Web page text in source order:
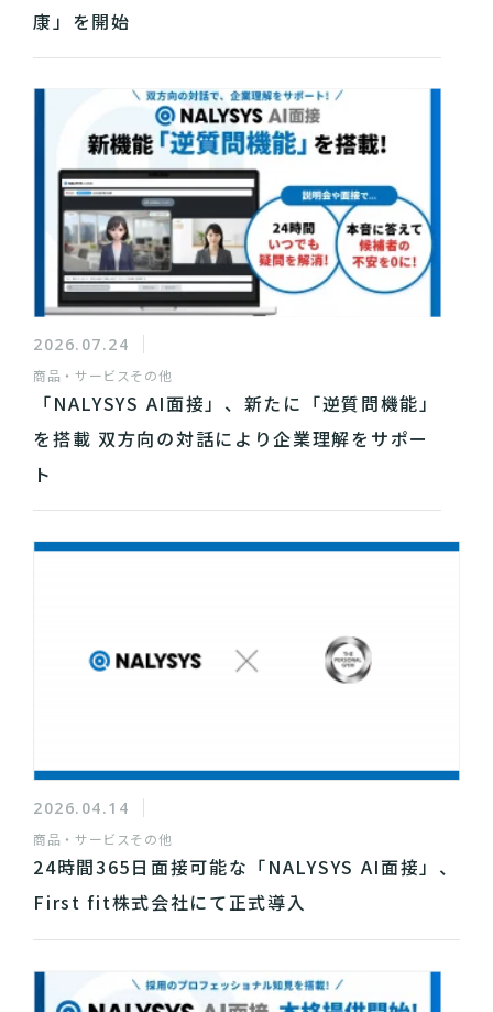
康」を開始
2026.07.24
商品・サービスその他
「NALYSYS AI面接」、新たに「逆質問機能」
を搭載 双方向の対話により企業理解をサポー
ト
2026.04.14
商品・サービスその他
24時間365日面接可能な「NALYSYS AI面接」、
First fit株式会社にて正式導入